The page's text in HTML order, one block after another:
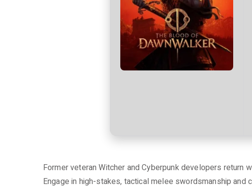
Former veteran Witcher and Cyberpunk developers return
Engage in high-stakes, tactical melee swordsmanship